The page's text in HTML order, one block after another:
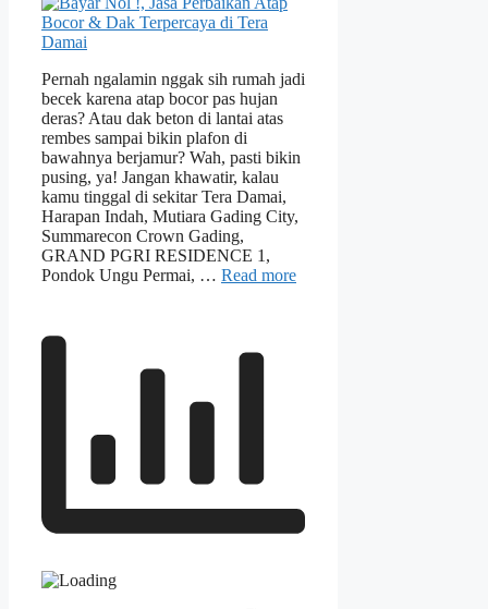
Pernah ngalamin nggak sih rumah jadi
becek karena atap bocor pas hujan
deras? Atau dak beton di lantai atas
rembes sampai bikin plafon di
bawahnya berjamur? Wah, pasti bikin
pusing, ya! Jangan khawatir, kalau
kamu tinggal di sekitar Tera Damai,
Harapan Indah, Mutiara Gading City,
Summarecon Crown Gading,
GRAND PGRI RESIDENCE 1,
Pondok Ungu Permai, … Read more